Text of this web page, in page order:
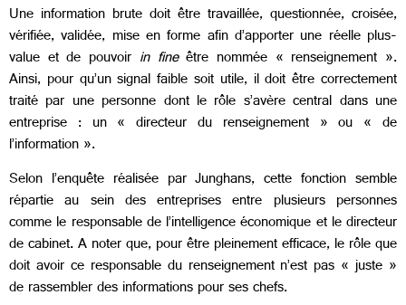
Une information brute doit être travaillée, questionnée, croisée,
vérifiée, validée, mise en forme afin d’apporter une réelle plus-
value et de pouvoir in fineêtre nommée « renseignement ».
Ainsi, pour qu’un signal faible soit utile, il doit être correctement
traité par une personne dont le rôle s’avère central dans une
entreprise : un « directeur du renseignement » ou « de
l’information ».
Selon l’enquête réalisée par Junghans, cette fonction semble
répartie au sein des entreprises entre plusieurs personnes
comme le responsable de l’intelligence économique et le directeur
de cabinet. A noter que, pour être pleinement efficace, le rôle que
doit avoir ce responsable du renseignement n’est pas « juste »
de rassembler des informations pour ses chefs.